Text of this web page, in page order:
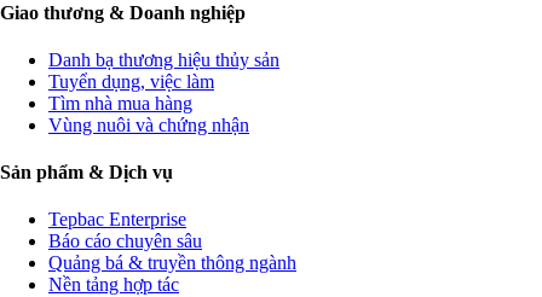
Giao thương & Doanh nghiệp
Danh bạ thương hiệu thủy sản
Tuyển dụng, việc làm
Tìm nhà mua hàng
Vùng nuôi và chứng nhận
Sản phẩm & Dịch vụ
Tepbac Enterprise
Báo cáo chuyên sâu
Quảng bá & truyền thông ngành
Nền tảng hợp tác